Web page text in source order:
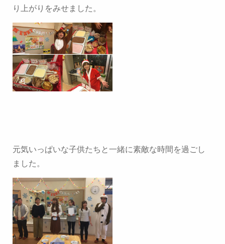
り上がりをみせました。
元気いっぱいな子供たちと一緒に素敵な時間を過ごし
ました。